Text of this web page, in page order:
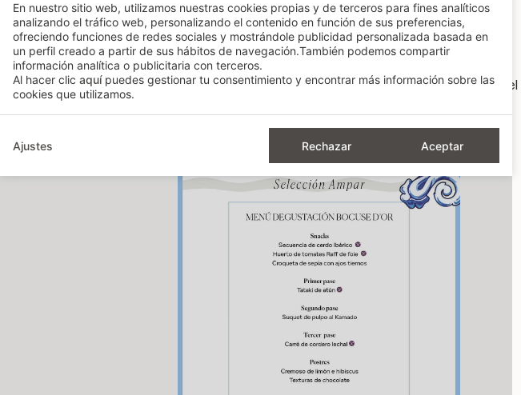
Pincha aquípara comprar tu bono y hacer la reserva del
En nuestro sitio web, utilizamos nuestras cookies propias y de terceros para fines analíticos
analizando el tráfico web, personalizando el contenido en función de sus preferencias,
ofreciendo funciones de redes sociales y mostrándole publicidad personalizada basada en
un perfil creado a partir de sus hábitos de navegación.También podemos compartir
información analítica o publicitaria con terceros.
Al hacer clic aquípuedes gestionar tu consentimiento y encontrar más información sobre las
cookies que utilizamos.
Ajustes Rechazar Aceptar